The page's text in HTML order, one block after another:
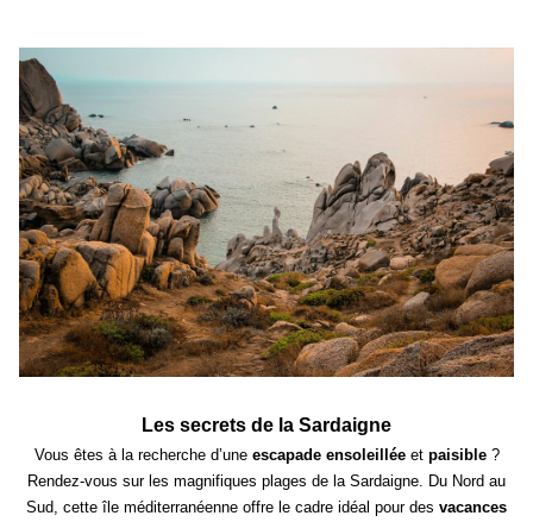
Les secrets de la Sardaigne
Vous êtes à la recherche d’une escapade ensoleilléeet paisible?
Rendez-vous sur les magnifiques plages de la Sardaigne. Du Nord au
Sud, cette île méditerranéenne offre le cadre idéal pour des vacances